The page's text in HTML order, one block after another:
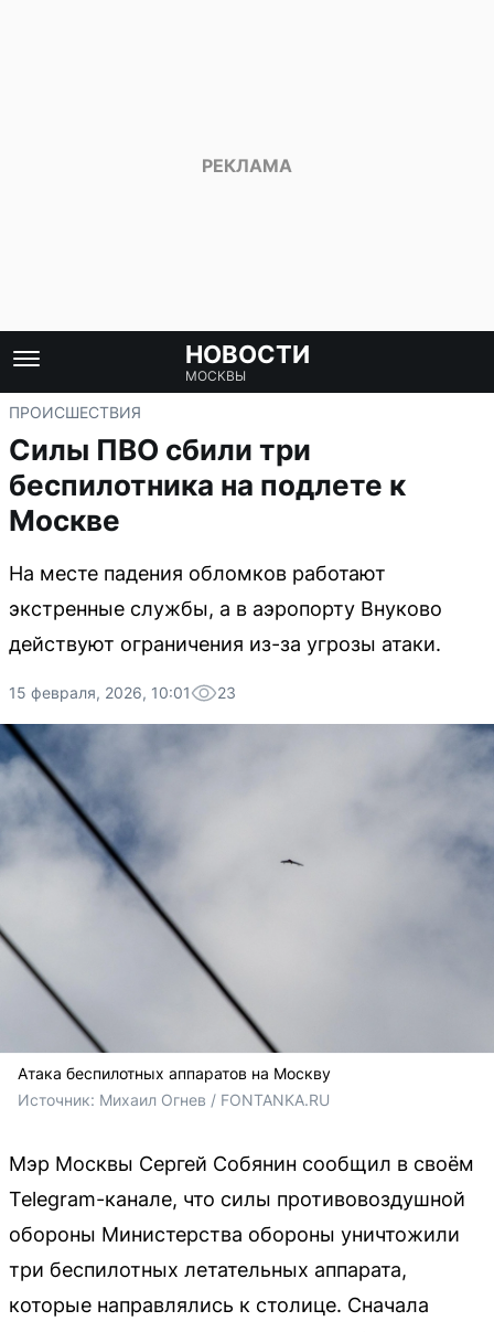
НОВОСТИ
МОСКВЫ
ПРОИСШЕСТВИЯ
Силы ПВО сбили три
беспилотника на подлете к
Москве
На месте падения обломков работают
экстренные службы, а в аэропорту Внуково
действуют ограничения из-за угрозы атаки.
15 февраля, 2026, 10:01 23
Атака беспилотных аппаратов на Москву
Источник: Михаил Огнев / FONTANKA.RU
Мэр Москвы Сергей Собянин сообщил в своём
Telegram-канале, что силы противовоздушной
обороны Министерства обороны уничтожили
три беспилотных летательных аппарата,
которые направлялись к столице. Сначала